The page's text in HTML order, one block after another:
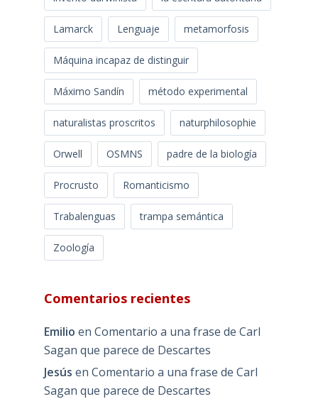
Lamarck Lenguaje metamorfosis
Máquina incapaz de distinguir
Máximo Sandín método experimental
naturalistas proscritos naturphilosophie
Orwell OSMNS padre de la biología
Procrusto Romanticismo
Trabalenguas trampa semántica
Zoología
Comentarios recientes
Emilio en Comentario a una frase de Carl
Sagan que parece de Descartes
Jesús en Comentario a una frase de Carl
Sagan que parece de Descartes